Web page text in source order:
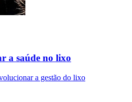
a saúde no lixo
a gestão do lixo